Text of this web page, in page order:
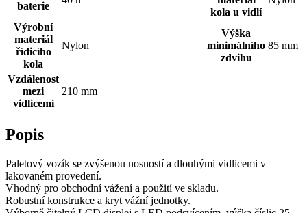
baterie
kola u vidlí
Výrobní
materiál
řídicího
kola
Nylon
Výška
minimálního
zdvihu
85 mm
Vzdálenost
mezi
vidlicemi
210 mm
Popis
Paletový vozík se zvýšenou nosností a dlouhými vidlicemi v
lakovaném provedení.
Vhodný pro obchodní vážení a použití ve skladu.
Robustní konstrukce a kryt vážní jednotky.